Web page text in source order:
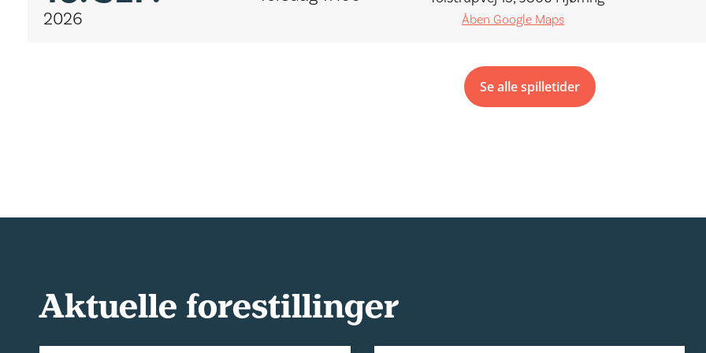
2026 Åben Google Maps
Se alle spilletider
Aktuelle forestillinger